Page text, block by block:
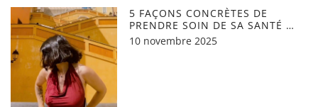
5 FAÇONS CONCRÈTES DE
PRENDRE SOIN DE SA SANTÉ …
10 novembre 2025